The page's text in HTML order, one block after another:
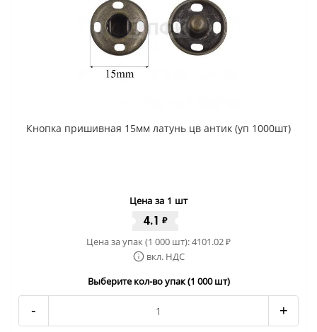
Кнопка пришивная 15мм латунь цв антик (уп 1000шт)
Цена за 1 шт
4.1 ₽
Цена за упак (1 000 шт):4101.02₽
вкл. НДС
Выберите кол-во упак (1 000 шт)
- +